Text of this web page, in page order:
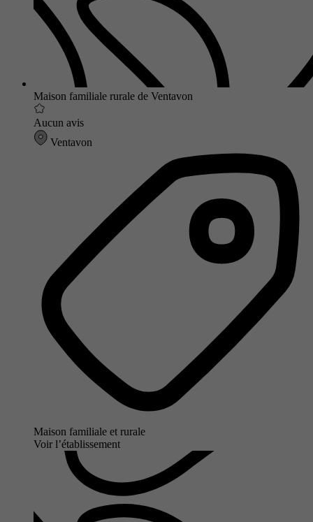
Maison familiale rurale de Ventavon
Aucun avis
Ventavon
Maison familiale et rurale
Voir l’établissement